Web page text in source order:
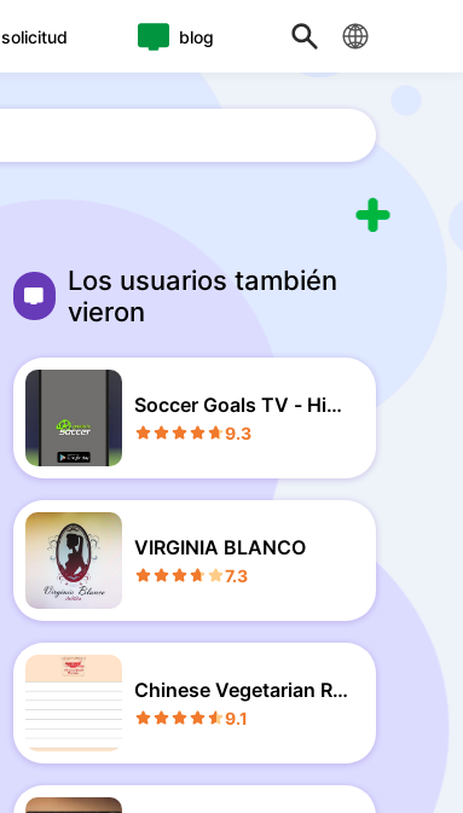
solicitud blog
Los usuarios también
vieron
Soccer Goals TV - High
lights
9.3
VIRGINIA BLANCO
7.3
Chinese Vegetarian Re
cipes
9.1